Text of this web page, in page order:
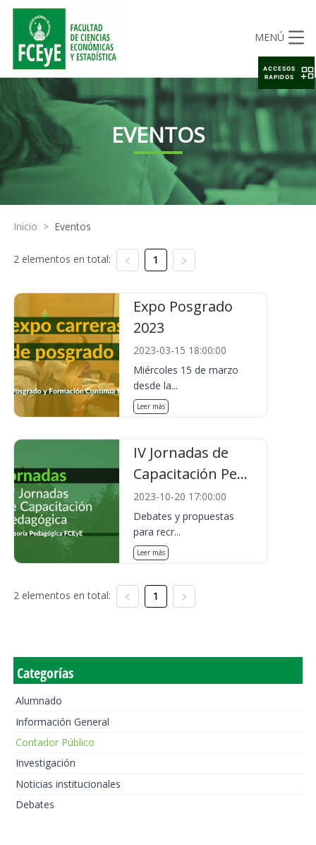
MENÚ
EVENTOS
Inicio > Eventos
2 elementos en total: 1
Expo Posgrado
2023
2023-03-15 18:00:00
Miércoles 15 de marzo
desde la...
Leer más
IV Jornadas de
Capacitación Pe...
2023-10-20 17:00:00
Debates y propuestas
para recr...
Leer más
2 elementos en total: 1
Categorías
Alumnado
Información General
Contador Público
Investigación
Noticias institucionales
Debates
ACCESOS
RAPIDOS